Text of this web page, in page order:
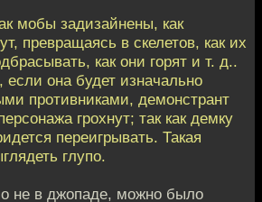
мобы задизайнены, как
превращаясь в скелетов, как их
как они горят и т. д..
она будет изначально
противниками, демонстрант
грохнут; так как демку
переигрывать. Такая
глупо.
не в джопаде, можно было